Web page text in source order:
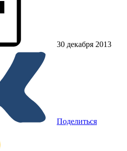
30 декабря 2013
Поделиться